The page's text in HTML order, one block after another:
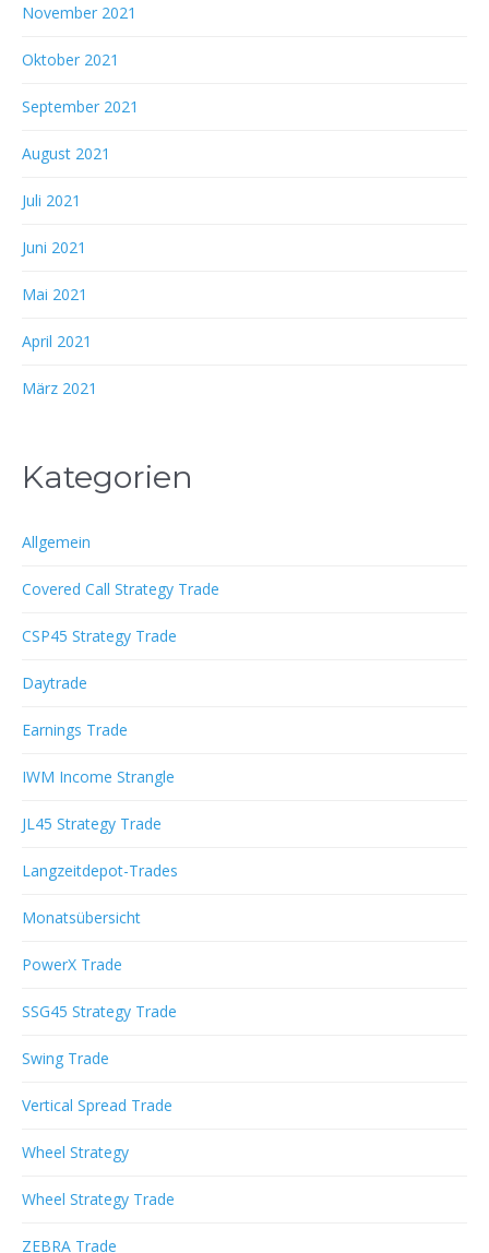
November 2021
Oktober 2021
September 2021
August 2021
Juli 2021
Juni 2021
Mai 2021
April 2021
März 2021
Kategorien
Allgemein
Covered Call Strategy Trade
CSP45 Strategy Trade
Daytrade
Earnings Trade
IWM Income Strangle
JL45 Strategy Trade
Langzeitdepot-Trades
Monatsübersicht
PowerX Trade
SSG45 Strategy Trade
Swing Trade
Vertical Spread Trade
Wheel Strategy
Wheel Strategy Trade
ZEBRA Trade